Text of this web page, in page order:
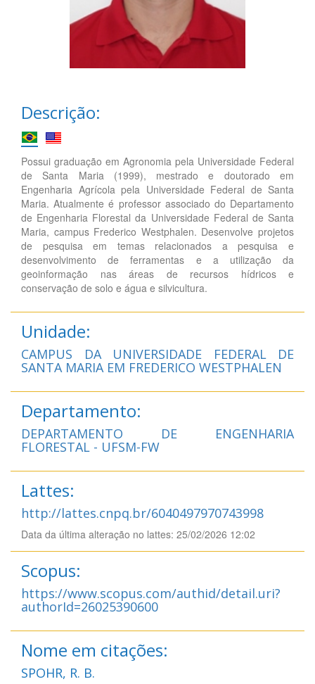
Descrição:
Possui graduação em Agronomia pela Universidade Federal
de Santa Maria (1999), mestrado e doutorado em
Engenharia Agrícola pela Universidade Federal de Santa
Maria. Atualmente é professor associado do Departamento
de Engenharia Florestal da Universidade Federal de Santa
Maria, campus Frederico Westphalen. Desenvolve projetos
de pesquisa em temas relacionados a pesquisa e
desenvolvimento de ferramentas e a utilização da
geoinformação nas áreas de recursos hídricos e
conservação de solo e água e silvicultura.
Unidade:
CAMPUS DA UNIVERSIDADE FEDERAL DE
SANTA MARIA EM FREDERICO WESTPHALEN
Departamento:
DEPARTAMENTO DE ENGENHARIA
FLORESTAL - UFSM-FW
Lattes:
http://lattes.cnpq.br/6040497970743998
Data da última alteração no lattes: 25/02/2026 12:02
Scopus:
https://www.scopus.com/authid/detail.uri?
authorId=26025390600
Nome em citações:
SPOHR, R. B.